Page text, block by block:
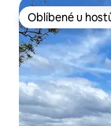
Oblíbené u
Oblíbené u